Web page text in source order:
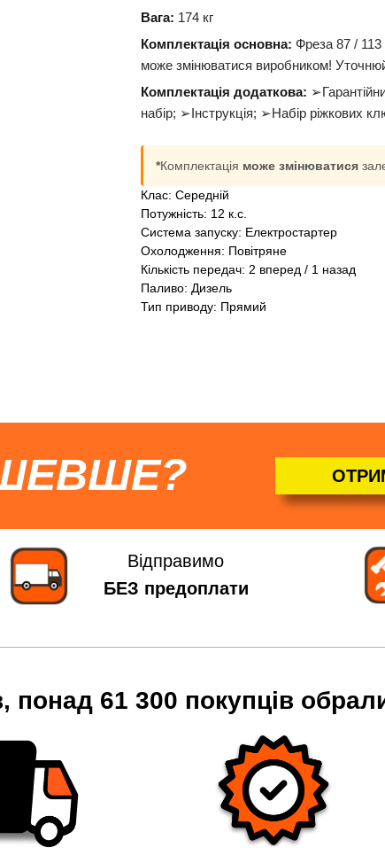
Вага: 174 кг
Комплектація основна: Фреза 87 / 113
може змінюватися виробником!
Комплектація додаткова:
набір; ➢Інструкція; ➢Набір ріжкових
*Комплектація може змінюватися
Клас: Середній
Потужність: 12 к.с.
Система запуску: Електростартер
Охолодження: Повітряне
Кількість передач: 2 вперед / 1 назад
Паливо: Дизель
Тип приводу: Прямий
Відправимо
БЕЗ предоплати
понад 61 300 покупців